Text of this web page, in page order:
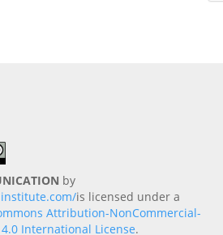
by
is licensed under a
Attribution-NonCommercial-
International License.